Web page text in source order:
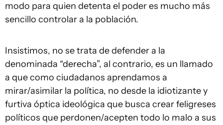
modo para quien detenta el poder es mucho más
sencillo controlar a la población.
Insistimos, no se trata de defender a la
denominada “derecha”, al contrario, es un llamado
a que como ciudadanos aprendamos a
mirar/asimilar la política, no desde la idiotizante y
furtiva óptica ideológica que busca crear feligreses
políticos que perdonen/acepten todo lo malo a sus